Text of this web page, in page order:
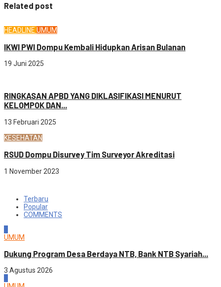
Related post
HEADLINE UMUM
IKWI PWI Dompu Kembali Hidupkan Arisan Bulanan
19 Juni 2025
RINGKASAN APBD YANG DIKLASIFIKASI MENURUT
KELOMPOK DAN...
13 Februari 2025
KESEHATAN
RSUD Dompu Disurvey Tim Surveyor Akreditasi
1 November 2023
Terbaru
Popular
COMMENTS
UMUM
Dukung Program Desa Berdaya NTB, Bank NTB Syariah...
3 Agustus 2026